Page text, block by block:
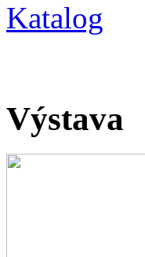
Katalog
Výstava